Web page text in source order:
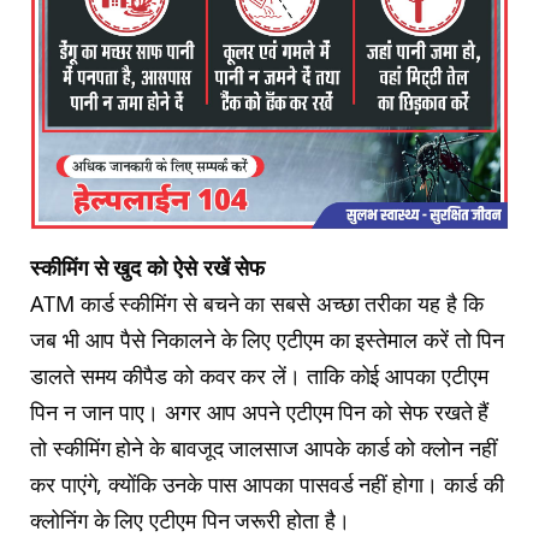
स्कीमिंग से खुद को ऐसे रखें सेफ
ATM कार्ड स्कीमिंग से बचने का सबसे अच्छा तरीका यह है कि
जब भी आप पैसे निकालने के लिए एटीएम का इस्तेमाल करें तो पिन
डालते समय कीपैड को कवर कर लें। ताकि कोई आपका एटीएम
पिन न जान पाए। अगर आप अपने एटीएम पिन को सेफ रखते हैं
तो स्कीमिंग होने के बावजूद जालसाज आपके कार्ड को क्लोन नहीं
कर पाएंगे, क्योंकि उनके पास आपका पासवर्ड नहीं होगा। कार्ड की
क्लोनिंग के लिए एटीएम पिन जरूरी होता है।